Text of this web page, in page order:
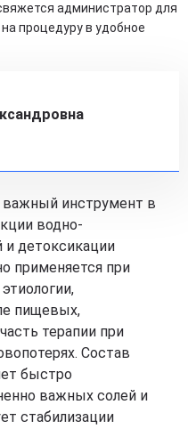
администратор для
процедуру в удобное
важный инструмент в
водно-
и детоксикации
применяется при
пищевых,
терапии при
Состав
быстро
важных солей и
стабилизации